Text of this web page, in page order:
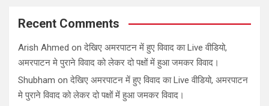
Recent Comments
Arish Ahmed onदेखिए अमरपाटन में हुए विवाद का Live वीडियो,
अमरपाटन मे पुराने विवाद को लेकर दो पक्षों में हुआ जमकर विवाद।
Shubham onदेखिए अमरपाटन में हुए विवाद का Live वीडियो, अमरपाटन
मे पुराने विवाद को लेकर दो पक्षों में हुआ जमकर विवाद।